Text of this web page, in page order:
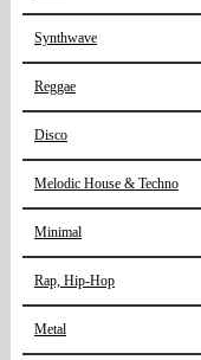
Synthwave
Reggae
Disco
Melodic House & Techno
Minimal
Rap, Hip-Hop
Metal